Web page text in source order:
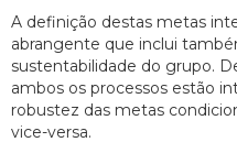
A definição destas metas
abrangente que inclui
sustentabilidade do grupo.
ambos os processos estão
robustez das metas
vice-versa.